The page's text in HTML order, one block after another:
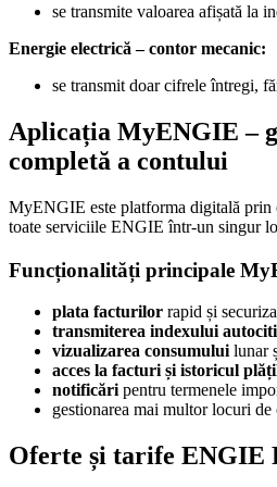
se transmite valoarea afișată la
Energie electrică – contor mecanic:
se transmit doar cifrele întregi,
Aplicația MyENGIE –
completă a contului
MyENGIE este platforma digitală prin
toate serviciile ENGIE într-un singur
Funcționalități principale
plata facturilor rapid și
transmiterea indexului
vizualizarea consumuluilunar
acces la facturi și istoricul
notificăripentru termenele
gestionarea mai multor locuri de
Oferte și tarife ENGIE